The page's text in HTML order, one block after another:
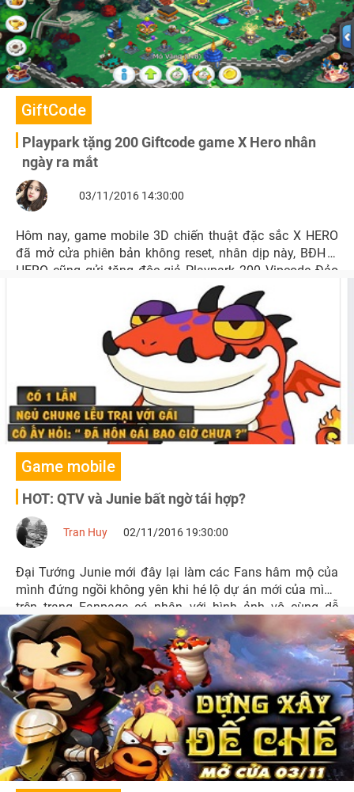
GiftCode
Playpark tặng 200 Giftcode game X Hero nhân
ngày ra mắt
03/11/2016 14:30:00
Hôm nay, game mobile 3D chiến thuật đặc sắc X HERO
đã mở cửa phiên bản không reset, nhân dịp này, BĐH X
HERO cũng gửi tặng độc giả Playpark 200 Vipcode Đảo
Game mobile
HOT: QTV và Junie bất ngờ tái hợp?
Tran Huy 02/11/2016 19:30:00
Đại Tướng Junie mới đây lại làm các Fans hâm mộ của
mình đứng ngồi không yên khi hé lộ dự án mới của mình
trên trang Fanpage cá nhân với hình ảnh vô cùng dễ
thương.